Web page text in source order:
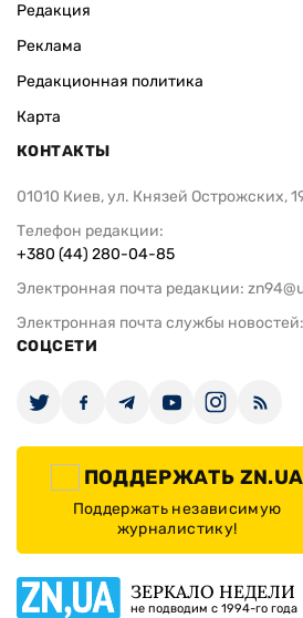
Редакция
Реклама
Редакционная политика
Карта
КОНТАКТЫ
01010 Киев, ул. Князей Острожских,
Телефон редакции:
+380 (44) 280-04-85
Электронная почта редакции:
Электронная почта службы новостей:
СОЦСЕТИ
ПОДДЕРЖАТЬ ZN.UA
Поддержать независимую
журналистику!
ЗЕРКАЛО НЕДЕЛИ
не подводим с 1994-го года